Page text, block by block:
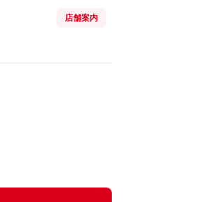
店舗案内